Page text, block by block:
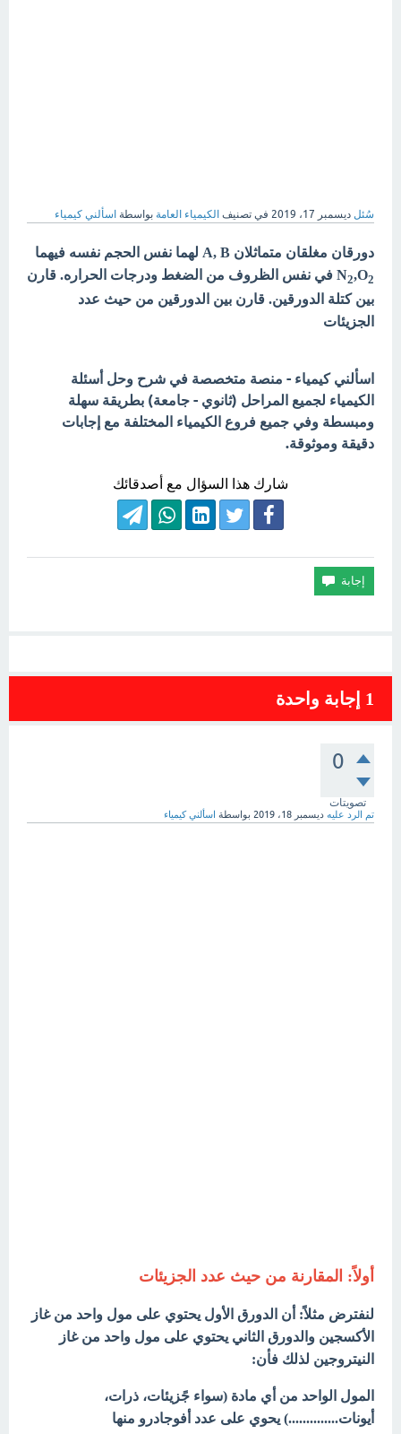
سُئل ديسمبر 17، 2019 في تصنيف الكيمياء العامة بواسطة اسألني كيمياء
دورقان مغلقان متماثلان A, B لهما نفس الحجم نفسه فيهما
N2,O2
في نفس الظروف من الضغط ودرجات الحراره. قارن
بين كتلة الدورقين. قارن بين الدورقين من حيث عدد
الجزيئات
اسألني كيمياء - منصة متخصصة في شرح وحل أسئلة
الكيمياء لجميع المراحل (ثانوي - جامعة) بطريقة سهلة
ومبسطة وفي جميع فروع الكيمياء المختلفة مع إجابات
دقيقة وموثوقة.
شارك هذا السؤال مع أصدقائك
1 إجابة واحدة
0
تصويتات
تم الرد عليه ديسمبر 18، 2019 بواسطة اسألني كيمياء
أولاً: المقارنة من حيث عدد الجزيئات
لنفترض مثلاً: أن الدورق الأول يحتوي على مول واحد من غاز
الأكسجين والدورق الثاني يحتوي على مول واحد من غاز
النيتروجين لذلك فأن:
المول الواحد من أي مادة (سواء جًزیئات، ذرات،
أیونات..............) یحوي على عدد أفوجادرو منها